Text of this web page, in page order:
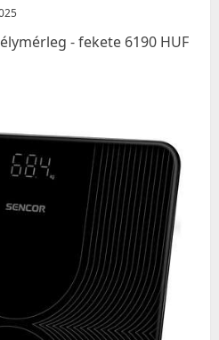
- fekete 6190 HUF